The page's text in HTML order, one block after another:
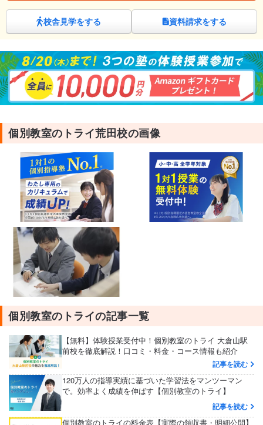
校舎見学をする 資料請求をする
個別教室のトライ荒田校の画像
個別教室のトライの記事一覧
【無料】体験授業受付中！個別教室のトライ 大倉山駅
前校を徹底解説！口コミ・料金・コース情報も紹介
記事を読む
120万人の指導実績に基づいた学習法をマンツーマン
で。効率よく成績を伸ばす【個別教室のトライ】
記事を読む
個別教室のトライの料金表【実際の領収書・明細公開】